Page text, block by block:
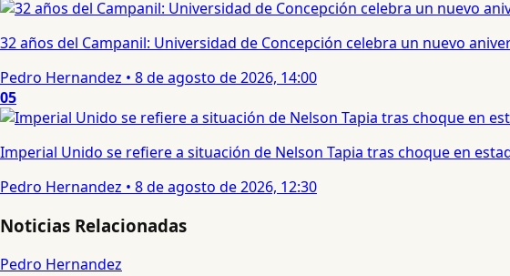
32 años del Campanil: Universidad de Concepción celebra un nuevo
Pedro Hernandez • 8 de agosto de 2026, 14:00
05
Imperial Unido se refiere a situación de Nelson Tapia tras choque en
Pedro Hernandez • 8 de agosto de 2026, 12:30
Noticias Relacionadas
Pedro Hernandez